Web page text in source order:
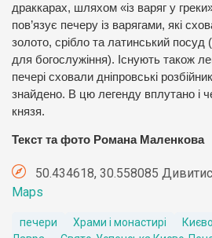
драккарах, шляхом «із варяг у
пов’язує печеру із варягами, які
золото, срібло та латинський посуд
для богослужіння). Існують також
печері сховали дніпровські
знайдено. В цю легенду вплутано і
князя.
Текст та фото Романа Маленкова
50.434618, 30.558085
Maps
печери Храми і монастирі